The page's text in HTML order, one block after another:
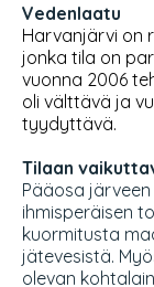
Vedenlaatu
Harvanjärvi on
jonka tila on
vuonna 2006
oli välttävä ja
tyydyttävä.
Tilaan
Pääosa
ihmisperäisen
kuormitusta
jätevesistä.
olevan